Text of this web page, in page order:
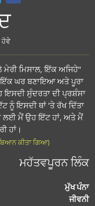
ਹੋਵੇ
ਮਿਸਾਲ, ਇੱਕ ਅਜਿਹੇ
ਘਰ ਬਣਾਇਆ ਅਤੇ ਪੂਰਾ
ਸੁੰਦਰਤਾ ਦੀ ਪ੍ਰਸ਼ੰਸਾ
ਇਸਦੀ ਥਾਂ 'ਤੇ ਰੱਖ ਦਿੱਤਾ
ਲਈ ਮੈਂ ਉਹ ਇੱਟ ਹਾਂ, ਅਤੇ ਮੈਂ
ਹਾਂ।"
(ਬੁਖਾਰੀ 4.734, 4.735 ਦੁਆਰਾ ਬਿਆਨ ਕੀਤਾ ਗਿਆ)
ਮਹੱਤਵਪੂਰਨ ਲਿੰਕ
ਮੁੱਖ ਪੰਨਾ
ਜੀਵਨੀ